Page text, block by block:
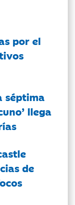
por el
séptima
llega
de